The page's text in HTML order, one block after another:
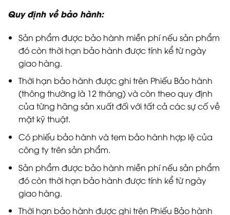
Quy định về bảo hành:
Sản phẩm được bảo hành miễn phí nếu sản phẩm
đó còn thời hạn bảo hành được tính kể từ ngày
giao hàng.
Thời hạn bảo hành được ghi trên Phiếu Bảo hành
(thông thường là 12 tháng) và còn theo quy định
của từng hãng sản xuất đối với tất cả các sự cố về
mặt kỹ thuật.
Có phiếu bảo hành và tem bảo hành hợp lệ của
công ty trên sản phẩm.
Sản phẩm được bảo hành miễn phí nếu sản phẩm
đó còn thời hạn bảo hành được tính kể từ ngày
giao hàng.
Thời hạn bảo hành được ghi trên Phiếu Bảo hành